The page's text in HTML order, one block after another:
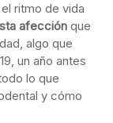
ritmo de vida
afección que
algo que
un año antes
lo que
y cómo